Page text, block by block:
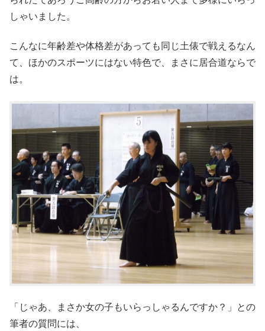
しゃいました。
こんなに年齢差や体格差があっても同じ土俵で戦えるなん
て、ほかのスポーツにはない特色で、まさに居合道ならで
は。
「じゃあ、まさか女の子もいらっしゃるんですか？」との
筆者の質問には、